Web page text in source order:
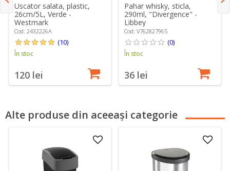
Uscator salata, plastic,
26cm/5L, Verde -
Westmark
Cod: 2432226A
(10)
În stoc
120 lei
Pahar whisky, sticla,
290ml, "Divergence" -
Libbey
Cod: V762827965
(0)
În stoc
36 lei
Alte produse din aceeași categorie